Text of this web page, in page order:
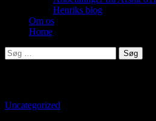
Henriks blog
Om os
Home
Søg
efter:
Uncategorized